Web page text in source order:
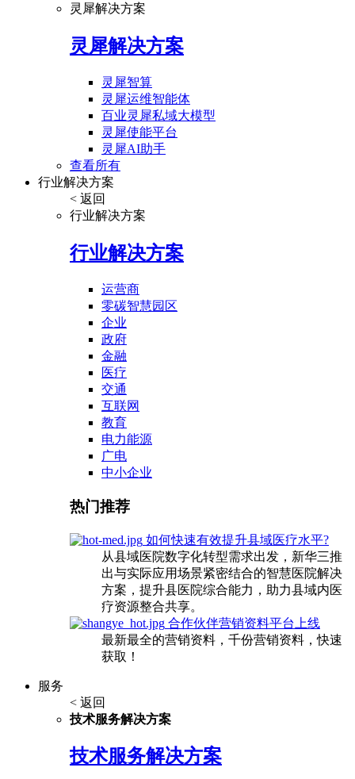
灵犀解决方案
灵犀解决方案
灵犀智算
灵犀运维智能体
百业灵犀私域大模型
灵犀使能平台
灵犀AI助手
查看所有
行业解决方案
< 返回
行业解决方案
行业解决方案
运营商
零碳智慧园区
企业
政府
金融
医疗
交通
互联网
教育
电力能源
广电
中小企业
热门推荐
如何快速有效提升县域医疗水平?
从县域医院数字化转型需求出发，新华三推
出与实际应用场景紧密结合的智慧医院解决
方案，提升县医院综合能力，助力县域内医
疗资源整合共享。
合作伙伴营销资料平台上线
最新最全的营销资料，千份营销资料，快速
获取！
服务
< 返回
技术服务解决方案
技术服务解决方案